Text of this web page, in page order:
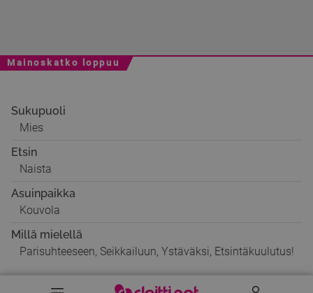
Mainoskatko loppuu
Sukupuoli
Mies
Etsin
Naista
Asuinpaikka
Kouvola
Millä mielellä
Parisuhteeseen, Seikkailuun, Ystäväksi, Etsintäkuulutus!